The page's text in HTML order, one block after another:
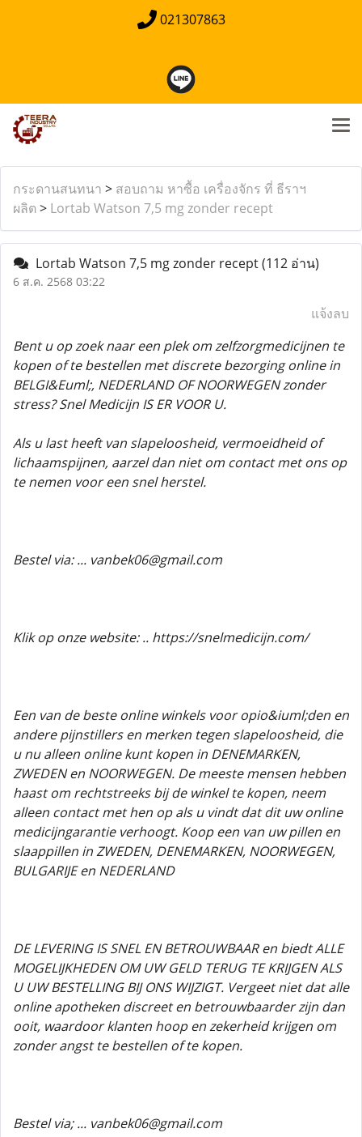
021307863
กระดานสนทนา > สอบถาม หาซื้อ เครื่องจักร ที่ ธีราฯ
ผลิต > Lortab Watson 7,5 mg zonder recept
Lortab Watson 7,5 mg zonder recept(112 อ่าน)
6 ส.ค. 2568 03:22
แจ้งลบ
Bent u op zoek naar een plek om zelfzorgmedicijnen te
kopen of te bestellen met discrete bezorging online in
BELGI&Euml;, NEDERLAND OF NOORWEGEN zonder
stress? Snel Medicijn IS ER VOOR U.
Als u last heeft van slapeloosheid, vermoeidheid of
lichaamspijnen, aarzel dan niet om contact met ons op
te nemen voor een snel herstel.
Bestel via: ... vanbek06@gmail.com
Klik op onze website: .. https://snelmedicijn.com/
Een van de beste online winkels voor opio&iuml;den en
andere pijnstillers en merken tegen slapeloosheid, die
u nu alleen online kunt kopen in DENEMARKEN,
ZWEDEN en NOORWEGEN. De meeste mensen hebben
haast om rechtstreeks bij de winkel te kopen, neem
alleen contact met hen op als u vindt dat dit uw online
medicijngarantie verhoogt. Koop een van uw pillen en
slaappillen in ZWEDEN, DENEMARKEN, NOORWEGEN,
BULGARIJE en NEDERLAND
DE LEVERING IS SNEL EN BETROUWBAAR en biedt ALLE
MOGELIJKHEDEN OM UW GELD TERUG TE KRIJGEN ALS
U UW BESTELLING BIJ ONS WIJZIGT. Vergeet niet dat alle
online apotheken discreet en betrouwbaarder zijn dan
ooit, waardoor klanten hoop en zekerheid krijgen om
zonder angst te bestellen of te kopen.
Bestel via; ... vanbek06@gmail.com